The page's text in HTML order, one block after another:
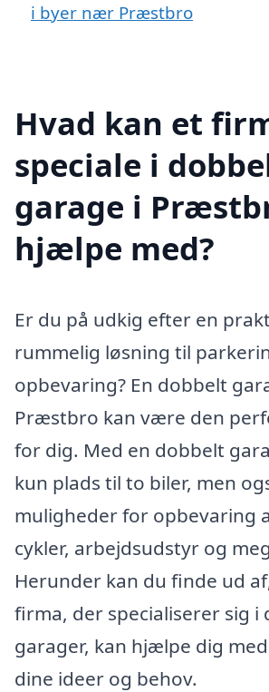
i byer nær Præstbro
Hvad kan et
speciale i
garage i
hjælpe med?
Er du på udkig efter en
rummelig løsning til
opbevaring? En dobbelt
Præstbro kan være den
for dig. Med en dobbelt
kun plads til to biler, men
muligheder for opbevaring
cykler, arbejdsudstyr og
Herunder kan du finde ud
firma, der specialiserer sig i
garager, kan hjælpe dig
dine ideer og behov.